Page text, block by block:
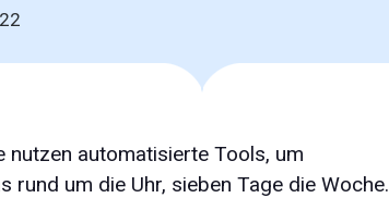
nutzen automatisierte Tools, um
rund um die Uhr, sieben Tage die Woche.